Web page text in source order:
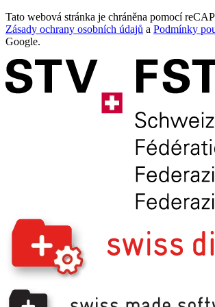
Tato webová stránka je chráněna pomocí
Zásady ochrany osobních údajů a Podmínky
Google.